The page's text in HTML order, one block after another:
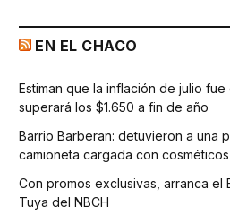
EN EL CHACO
Estiman que la inflación de julio
superará los $1.650 a fin de año
Barrio Barberan: detuvieron a una
camioneta cargada con cosméticos
Con promos exclusivas, arranca el
Tuya del NBCH